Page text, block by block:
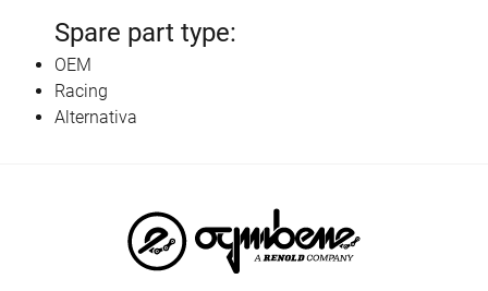
Spare part type:
OEM
Racing
Alternativa